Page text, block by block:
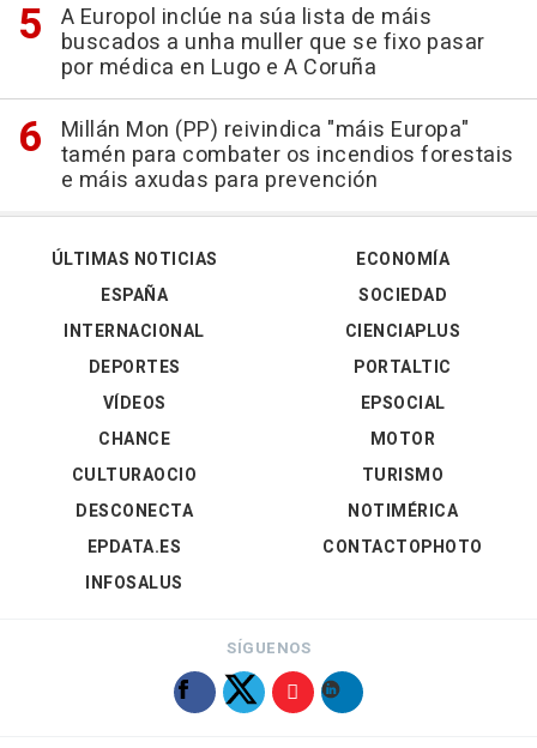
A Europol inclúe na súa lista de máis
buscados a unha muller que se fixo pasar
por médica en Lugo e A Coruña
Millán Mon (PP) reivindica "máis Europa"
tamén para combater os incendios forestais
e máis axudas para prevención
ÚLTIMAS NOTICIAS
ESPAÑA
INTERNACIONAL
DEPORTES
VÍDEOS
ECONOMÍA
SOCIEDAD
CIENCIAPLUS
PORTALTIC
EPSOCIAL
CHANCE
CULTURAOCIO
DESCONECTA
EPDATA.ES
INFOSALUS
MOTOR
TURISMO
NOTIMÉRICA
CONTACTOPHOTO
SÍGUENOS